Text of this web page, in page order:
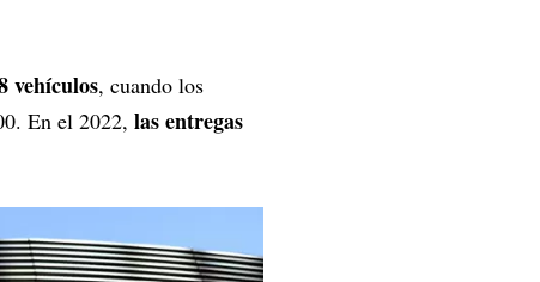
vehículos, cuando los
En el 2022, las entregas